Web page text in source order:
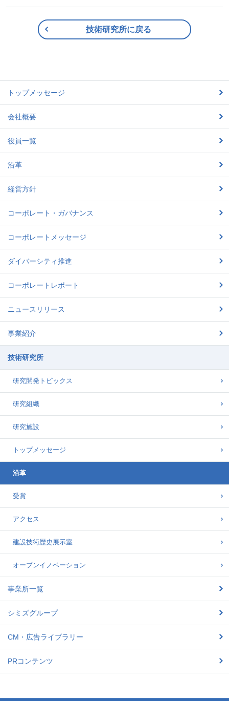
技術研究所に戻る
トップメッセージ
会社概要
役員一覧
沿革
経営方針
コーポレート・ガバナンス
コーポレートメッセージ
ダイバーシティ推進
コーポレートレポート
ニュースリリース
事業紹介
技術研究所
研究開発トピックス
研究組織
研究施設
トップメッセージ
沿革
受賞
アクセス
建設技術歴史展示室
オープンイノベーション
事業所一覧
シミズグループ
CM・広告ライブラリー
PRコンテンツ